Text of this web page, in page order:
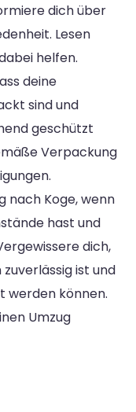
dich über
Lesen
helfen.
deine
sind und
geschützt
Verpackung
nach Koge, wenn
hast und
dich,
ist und
werden können.
Umzug